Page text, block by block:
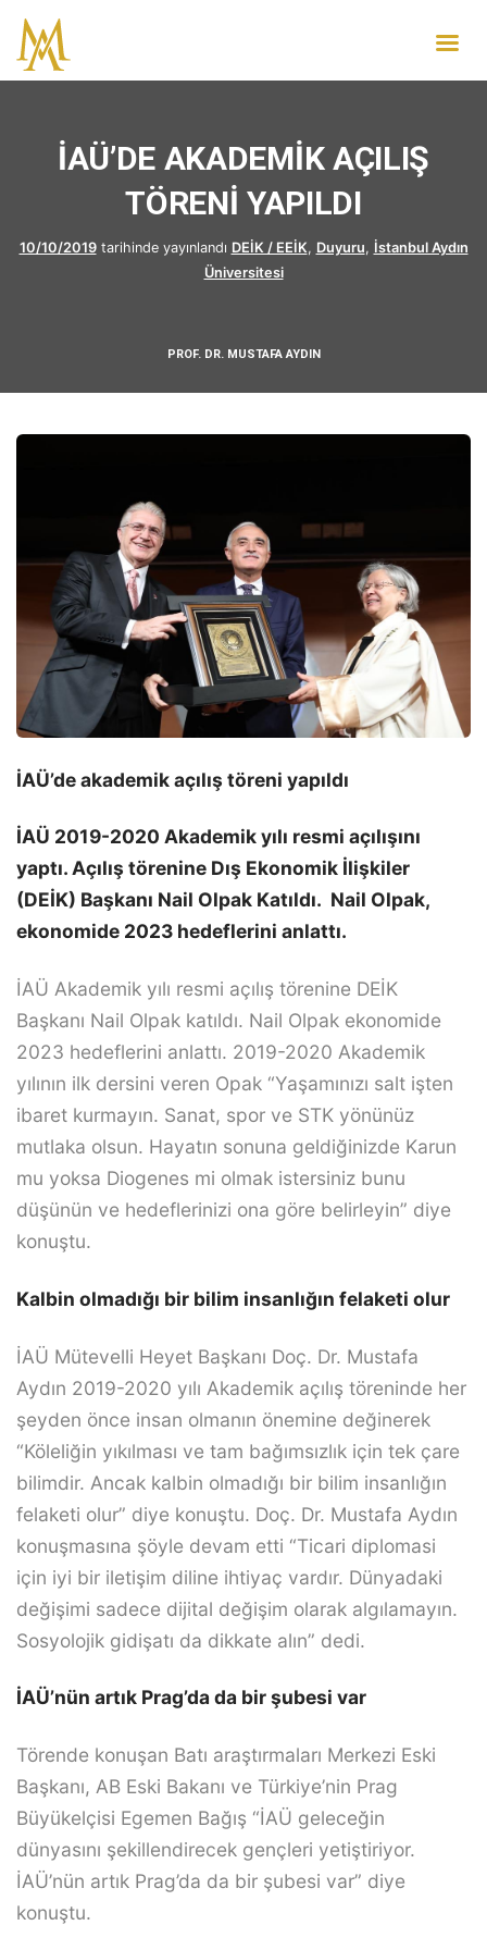
İAÜ’DE AKADEMİK AÇILIŞ
TÖRENİ YAPILDI
10/10/2019tarihinde yayınlandı DEİK / EEİK, Duyuru, İstanbul Aydın
Üniversitesi
PROF. DR. MUSTAFA AYDIN
İAÜ’de akademik açılış töreni yapıldı
İAÜ 2019-2020 Akademik yılı resmi açılışını
yaptı. Açılış törenine Dış Ekonomik İlişkiler
(DEİK) Başkanı Nail Olpak Katıldı. Nail Olpak,
ekonomide 2023 hedeflerini anlattı.
İAÜ Akademik yılı resmi açılış törenine DEİK
Başkanı Nail Olpak katıldı. Nail Olpak ekonomide
2023 hedeflerini anlattı. 2019-2020 Akademik
yılının ilk dersini veren Opak “Yaşamınızı salt işten
ibaret kurmayın. Sanat, spor ve STK yönünüz
mutlaka olsun. Hayatın sonuna geldiğinizde Karun
mu yoksa Diogenes mi olmak istersiniz bunu
düşünün ve hedeflerinizi ona göre belirleyin” diye
konuştu.
Kalbin olmadığı bir bilim insanlığın felaketi olur
İAÜ Mütevelli Heyet Başkanı Doç. Dr. Mustafa
Aydın 2019-2020 yılı Akademik açılış töreninde her
şeyden önce insan olmanın önemine değinerek
“Köleliğin yıkılması ve tam bağımsızlık için tek çare
bilimdir. Ancak kalbin olmadığı bir bilim insanlığın
felaketi olur” diye konuştu. Doç. Dr. Mustafa Aydın
konuşmasına şöyle devam etti “Ticari diplomasi
için iyi bir iletişim diline ihtiyaç vardır. Dünyadaki
değişimi sadece dijital değişim olarak algılamayın.
Sosyolojik gidişatı da dikkate alın” dedi.
İAÜ’nün artık Prag’da da bir şubesi var
Törende konuşan Batı araştırmaları Merkezi Eski
Başkanı, AB Eski Bakanı ve Türkiye’nin Prag
Büyükelçisi Egemen Bağış “İAÜ geleceğin
dünyasını şekillendirecek gençleri yetiştiriyor.
İAÜ’nün artık Prag’da da bir şubesi var” diye
konuştu.